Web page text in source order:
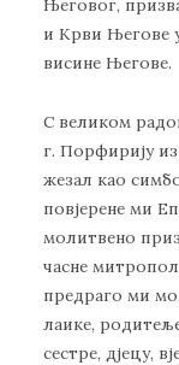
Његовог,
и Крви Његове
висине Његове.
С великом
г. Порфирију из
жезал као
повјерене ми
молитвено
часне
предраго ми
лаике,
сестре, дјецу,